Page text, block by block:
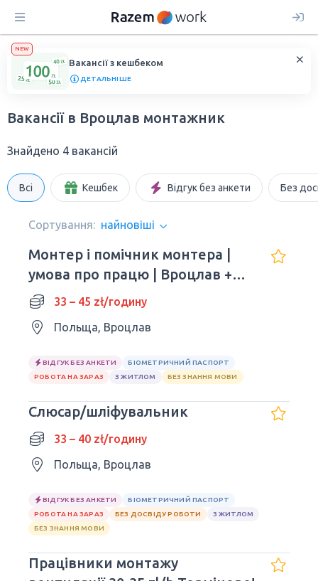
NEW
Вакансії з кешбеком
ДЕТАЛЬНІШЕ
Вакансії в Вроцлав монтажник
Знайдено 4 вакансій
Всі Кешбек Відгук без анкети Без
Сортування: найновіші
Монтер і помічник монтера |
умова про працю | Вроцлав +
делегації
33 – 45 zł/годину
Польща, Вроцлав
ВІДГУК БЕЗ АНКЕТИ
БІОМЕТРИЧНИЙ ПАСПОРТ
РОБОТА НА ЗАРАЗ
З ЖИТЛОМ БЕЗ ЗНАННЯ МОВИ
Слюсар/шліфувальник
33 – 40 zł/годину
Польща, Вроцлав
ВІДГУК БЕЗ АНКЕТИ
БІОМЕТРИЧНИЙ ПАСПОРТ
РОБОТА НА ЗАРАЗ
БЕЗ ДОСВІДУ РОБОТИ
З ЖИТЛОМ
БЕЗ ЗНАННЯ МОВИ
Працівники монтажу